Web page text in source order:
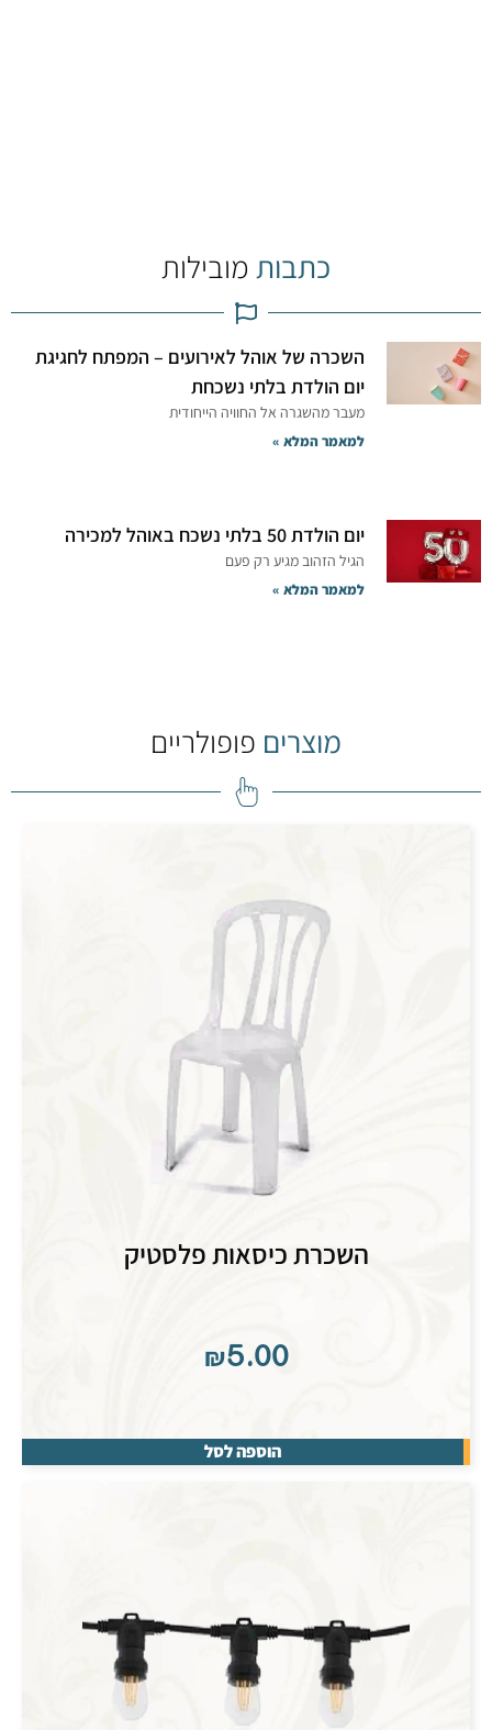
כתבות מובילות
השכרה של אוהל לאירועים – המפתח לחגיגת
יום הולדת בלתי נשכחת
מעבר מהשגרה אל החוויה הייחודית
למאמר המלא »
יום הולדת 50 בלתי נשכח באוהל למכירה
הגיל הזהוב מגיע רק פעם
למאמר המלא »
מוצרים פופולריים
השכרת כיסאות פלסטיק
₪5.00
הוספה לסל